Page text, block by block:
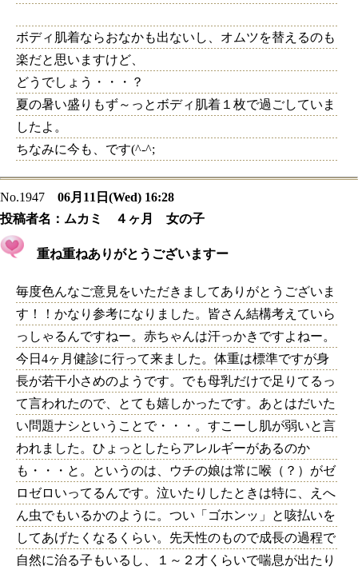
ボディ肌着ならおなかも出ないし、オムツを替えるのも
楽だと思いますけど、
どうでしょう・・・？
夏の暑い盛りもず～っとボディ肌着１枚で過ごしていま
したよ。
ちなみに今も、です(^-^;
No.1947
06月11日(Wed) 16:28
投稿者名： ムカミ ４ヶ月 女の子
重ね重ねありがとうございますー
毎度色んなご意見をいただきましてありがとうございま
す！！かなり参考になりました。皆さん結構考えていら
っしゃるんですねー。赤ちゃんは汗っかきですよねー。
今日4ヶ月健診に行って来ました。体重は標準ですが身
長が若干小さめのようです。でも母乳だけで足りてるっ
て言われたので、とても嬉しかったです。あとはだいた
い問題ナシということで・・・。すこーし肌が弱いと言
われました。ひょっとしたらアレルギーがあるのか
も・・・と。というのは、ウチの娘は常に喉（？）がゼ
ロゼロいってるんです。泣いたりしたときは特に、えへ
ん虫でもいるかのように。つい「ゴホンッ」と咳払いを
してあげたくなるくらい。先天性のもので成長の過程で
自然に治る子もいるし、１～２才くらいで喘息が出たり